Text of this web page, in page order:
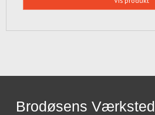
Brodøsens Værksted